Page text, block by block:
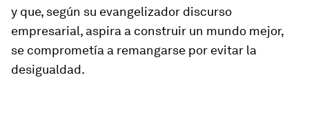
y que, según su evangelizador discurso
empresarial, aspira a construir un mundo mejor,
se comprometía a remangarse por evitar la
desigualdad.